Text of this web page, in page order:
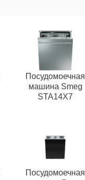
Посудомоечная
машина Smeg
STA14X7
Посудомоечная